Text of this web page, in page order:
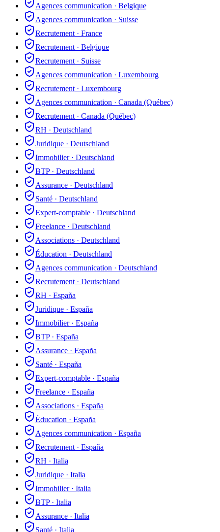
Agences communication · Belgique
Agences communication · Suisse
Recrutement · France
Recrutement · Belgique
Recrutement · Suisse
Agences communication · Luxembourg
Recrutement · Luxembourg
Agences communication · Canada (Québec)
Recrutement · Canada (Québec)
RH · Deutschland
Juridique · Deutschland
Immobilier· Deutschland
BTP· Deutschland
Assurance · Deutschland
Santé · Deutschland
Expert-comptable · Deutschland
Freelance · Deutschland
Associations · Deutschland
Éducation · Deutschland
Agences communication · Deutschland
Recrutement · Deutschland
RH · España
Juridique · España
Immobilier· España
BTP· España
Assurance · España
Santé · España
Expert-comptable · España
Freelance · España
Associations · España
Éducation · España
Agences communication · España
Recrutement · España
RH · Italia
Juridique · Italia
Immobilier· Italia
BTP· Italia
Assurance · Italia
Santé · Italia